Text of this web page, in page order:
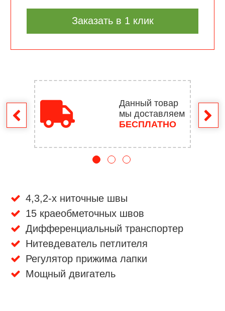
Заказать в 1 клик
Данный товар
мы доставляем
БЕСПЛАТНО
4,3,2-х ниточные швы
15 краеобметочных швов
Дифференциальный транспортер
Нитевдеватель петлителя
Регулятор прижима лапки
Мощный двигатель